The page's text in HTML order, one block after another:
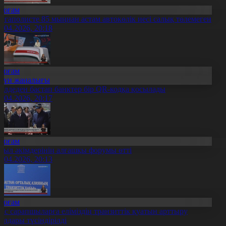
85 мыңнан астам автокөлік иесі салық төлемеген
20:18
жаңалығы
бастап банктер бір QR-кодқа қосылады
20:17
әкімдерінің алғашқы форумы өтті
20:13
сарапшыларға еліміздің транзиттік қуатын арттыру
түсіндірілді